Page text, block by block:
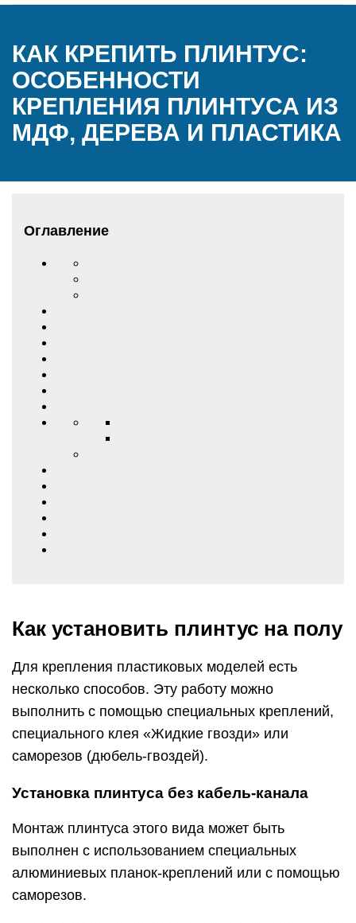
КАК КРЕПИТЬ ПЛИНТУС:
ОСОБЕННОСТИ
КРЕПЛЕНИЯ ПЛИНТУСА ИЗ
МДФ, ДЕРЕВА И ПЛАСТИКА
Оглавление
Как установить плинтус на полу
Для крепления пластиковых моделей есть
несколько способов. Эту работу можно
выполнить с помощью специальных креплений,
специального клея «Жидкие гвозди» или
саморезов (дюбель-гвоздей).
Установка плинтуса без кабель-канала
Монтаж плинтуса этого вида может быть
выполнен с использованием специальных
алюминиевых планок-креплений или с помощью
саморезов.